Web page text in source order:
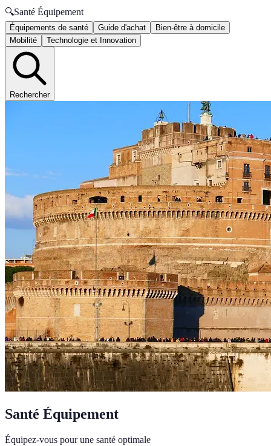
🔍Santé Équipement
Équipements de santé Guide d'achat
Bien-être à domicile
Mobilité
Technologie et Innovation
Rechercher
Santé Équipement
Équipez-vous pour une santé optimale